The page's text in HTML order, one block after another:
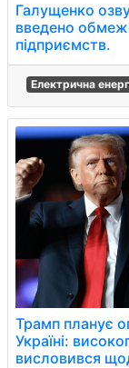
Галущенко
введено
підприємств.
Електрична
Трамп планує
Україні:
висловився